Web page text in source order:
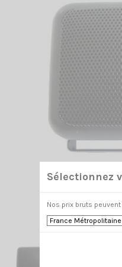
Sélectionnez
Nos prix bruts